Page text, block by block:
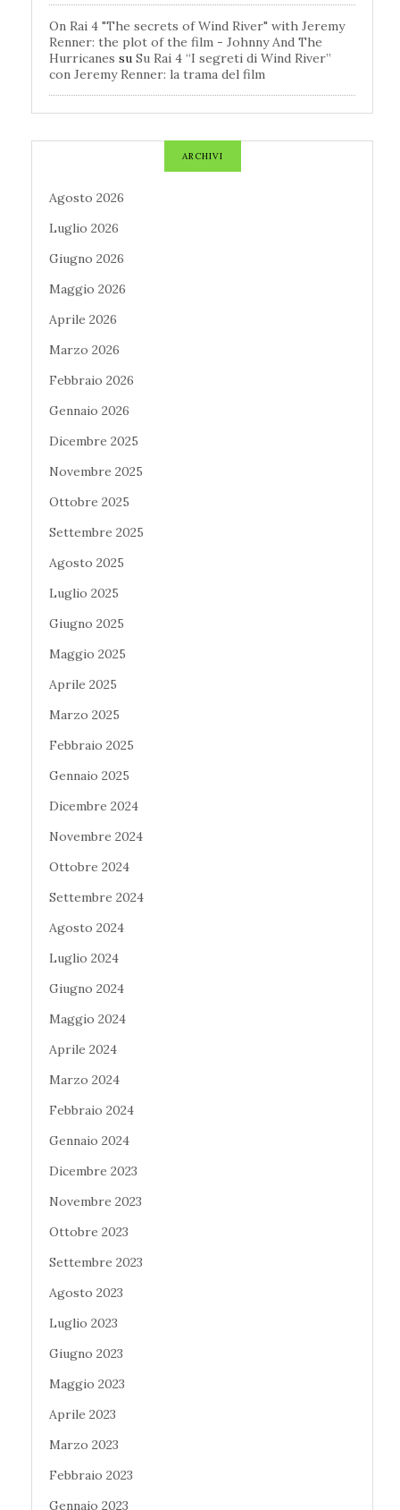
On Rai 4 "The secrets of Wind River" with Jeremy
Renner: the plot of the film - Johnny And The
Hurricanes su Su Rai 4 “I segreti di Wind River”
con Jeremy Renner: la trama del film
ARCHIVI
Agosto 2026
Luglio 2026
Giugno 2026
Maggio 2026
Aprile 2026
Marzo 2026
Febbraio 2026
Gennaio 2026
Dicembre 2025
Novembre 2025
Ottobre 2025
Settembre 2025
Agosto 2025
Luglio 2025
Giugno 2025
Maggio 2025
Aprile 2025
Marzo 2025
Febbraio 2025
Gennaio 2025
Dicembre 2024
Novembre 2024
Ottobre 2024
Settembre 2024
Agosto 2024
Luglio 2024
Giugno 2024
Maggio 2024
Aprile 2024
Marzo 2024
Febbraio 2024
Gennaio 2024
Dicembre 2023
Novembre 2023
Ottobre 2023
Settembre 2023
Agosto 2023
Luglio 2023
Giugno 2023
Maggio 2023
Aprile 2023
Marzo 2023
Febbraio 2023
Gennaio 2023